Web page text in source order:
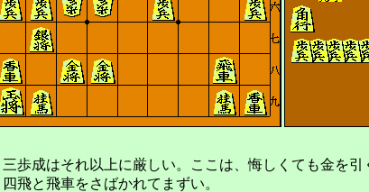
歩成はそれ以上に厳しい。ここは、悔しくても金を
と飛車をさばかれてまずい。